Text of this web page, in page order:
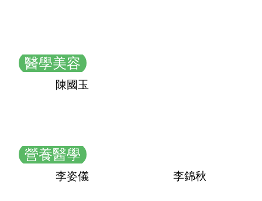
醫學美容
陳國玉
營養醫學
李姿儀 李錦秋